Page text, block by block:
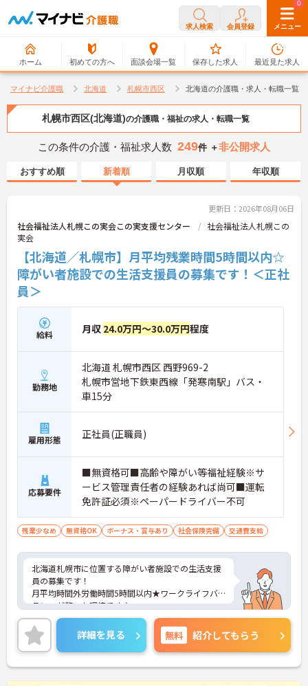
求人検索 会員登録 メニュー
ホーム 初めての方へ 面談会場一覧
0
保存した求人
0
最近見た求人
マイナビ介護職 北海道 札幌市西区 北海道の介護職・求人・転職一覧
札幌市西区(北海道)の介護職・福祉の求人・転職一覧
この条件の介護・福祉求人数 249件 ＋非公開求人
おすすめ順 新着順 月収順 年収順
更新日：2026年08月06日
社会福祉法人札幌この実会この実支援センター
社会福祉法人札幌この
実会
【北海道／札幌市】月平均残業時間5時間以内☆
障がい者施設での生活支援員の募集です！＜正社
員＞
給料 月収 24.0万円～30.0万円程度
勤務地
北海道 札幌市西区 西野969-2
札幌市営地下鉄東西線「発寒南駅」バス・
車15分
雇用形態 正社員(正職員)
応募要件
■無資格可■高齢や障がい等福祉経験※サ
ービス管理責任者の経験あれば尚可■運転
免許証必須※ペーパードライバー不可
残業少なめ 無資格OK ボーナス・賞与あり 社会保険完備 交通費支給
北海道札幌市に位置する障がい者施設での生活支援
員の募集です！
月平均時間外労働時間5時間以内★ワークライフバ
ランスが整った環境です♪
また、日勤のみの契約職員での働き方も可能ですの
で、ご自身のワークライフバランスに合わせた働き
方ができます♪
ご興味ある方には、面接対策ポイントなど、さらに
詳細をお話しいたしますのでお気軽にご相談くださ
い。
詳細を見る 無料 紹介してもらう